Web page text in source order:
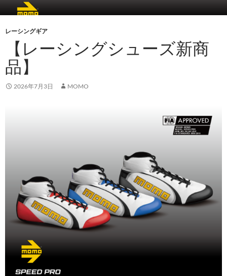
レーシングギア
【レーシングシューズ新商
品】
2026年7月3日 MOMO